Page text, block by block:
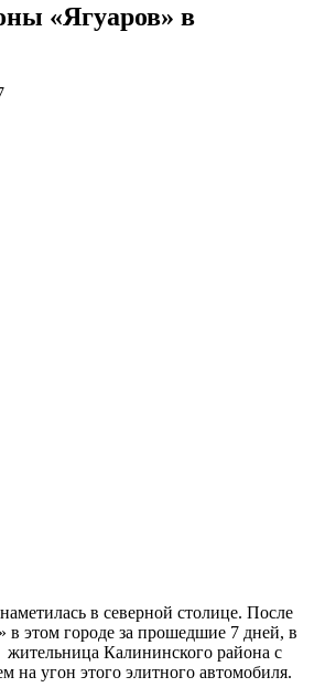
«Ягуаров» в
в северной столице. После
в этом городе за прошедшие 7 дней, в
Калининского района с
на угон этого элитного автомобиля.